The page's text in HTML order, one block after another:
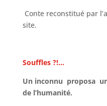
Conte reconstitué par
site.
Souffles ?!…
Un inconnu proposa
de l’humanité.